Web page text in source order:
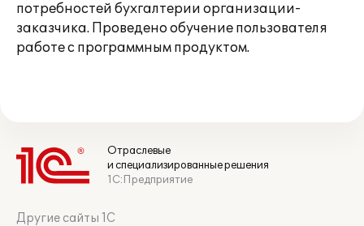
потребностей бухгалтерии организации-
заказчика. Проведено обучение пользователя
работе с программным продуктом.
Отраслевые
и специализированные решения
1С:Предприятие
Другие сайты 1С